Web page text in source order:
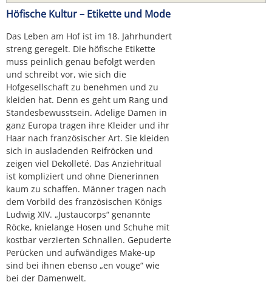
Höfische Kultur – Etikette und Mode
Das Leben am Hof ist im 18. Jahrhundert
streng geregelt. Die höfische Etikette
muss peinlich genau befolgt werden
und schreibt vor, wie sich die
Hofgesellschaft zu benehmen und zu
kleiden hat. Denn es geht um Rang und
Standesbewusstsein. Adelige Damen in
ganz Europa tragen ihre Kleider und ihr
Haar nach französischer Art. Sie kleiden
sich in ausladenden Reifröcken und
zeigen viel Dekolleté. Das Anziehritual
ist kompliziert und ohne Dienerinnen
kaum zu schaffen. Männer tragen nach
dem Vorbild des französischen Königs
Ludwig XIV. „Justaucorps“ genannte
Röcke, knielange Hosen und Schuhe mit
kostbar verzierten Schnallen. Gepuderte
Perücken und aufwändiges Make-up
sind bei ihnen ebenso „en vouge“ wie
bei der Damenwelt.